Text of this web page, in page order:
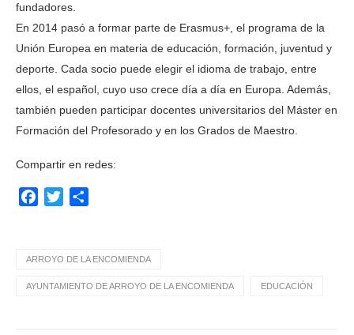
fundadores.
En 2014 pasó a formar parte de Erasmus+, el programa de la
Unión Europea en materia de educación, formación, juventud y
deporte. Cada socio puede elegir el idioma de trabajo, entre
ellos, el español, cuyo uso crece día a día en Europa. Además,
también pueden participar docentes universitarios del Máster en
Formación del Profesorado y en los Grados de Maestro.
Compartir en redes:
Facebook
Twitter
ARROYO DE LA ENCOMIENDA
AYUNTAMIENTO DE ARROYO DE LA ENCOMIENDA EDUCACIÓN